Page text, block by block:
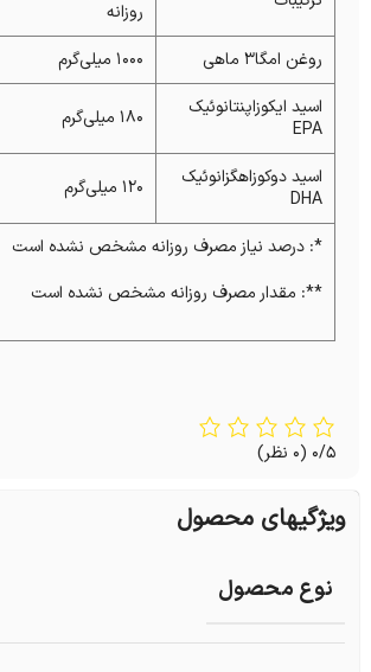
روزانه
روغن امگا۳ ماهی
۱۰۰۰ میلی‌گرم
اسید ایکوزاپنتانوئیک
EPA
۱۸۰ میلی‌گرم
اسید دوکوزاهگزانوئیک
DHA
۱۲۰ میلی‌گرم
*: درصد نیاز مصرف روزانه مشخص نشده است
**: مقدار مصرف روزانه مشخص نشده است
0/5 (0 نظر)
ویژگیهای محصول
نوع محصول